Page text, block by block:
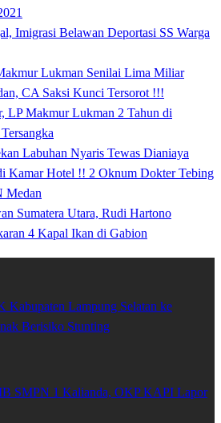
Imigrasi Belawan Deportasi SS Warga
Lukman Senilai Lima Miliar
CA Saksi Kunci Tersorot !!!
LP Makmur Lukman 2 Tahun di
Labuhan Nyaris Tewas Dianiaya
Kamar Hotel !! 2 Oknum Dokter Tebing
Medan
Sumatera Utara, Rudi Hartono
4 Kapal Ikan di Gabion
Kabupaten Lampung Selatan ke
Berisiko Stunting
SMPN 1 Kalianda, OKP KAPI Lapor